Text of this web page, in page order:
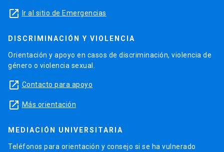
launch Ir al sitio de Emergencias
DISCRIMINACIÓN Y VIOLENCIA
Orientación y apoyo en casos de discriminación, violencia de
género o violencia sexual.
launch Contacto para apoyo
launch Más orientación
MEDIACIÓN UNIVERSITARIA
Teléfonos para orientación y consejo si se ha vulnerado